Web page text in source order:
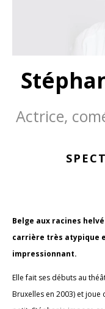
Actrice,
Belge aux racines
carrière très atypique
impressionnant.
Elle fait ses débuts au
Bruxelles en 2003) et